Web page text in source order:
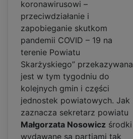
koronawirusowi –
przeciwdziałanie i
zapobieganie skutkom
pandemii COVID – 19 na
terenie Powiatu
Skarżyskiego” przekazywana
jest w tym tygodniu do
kolejnych gmin i części
jednostek powiatowych. Jak
zaznacza sekretarz powiatu
Małgorzata Nosowicz środki
wydawane są partiami tak